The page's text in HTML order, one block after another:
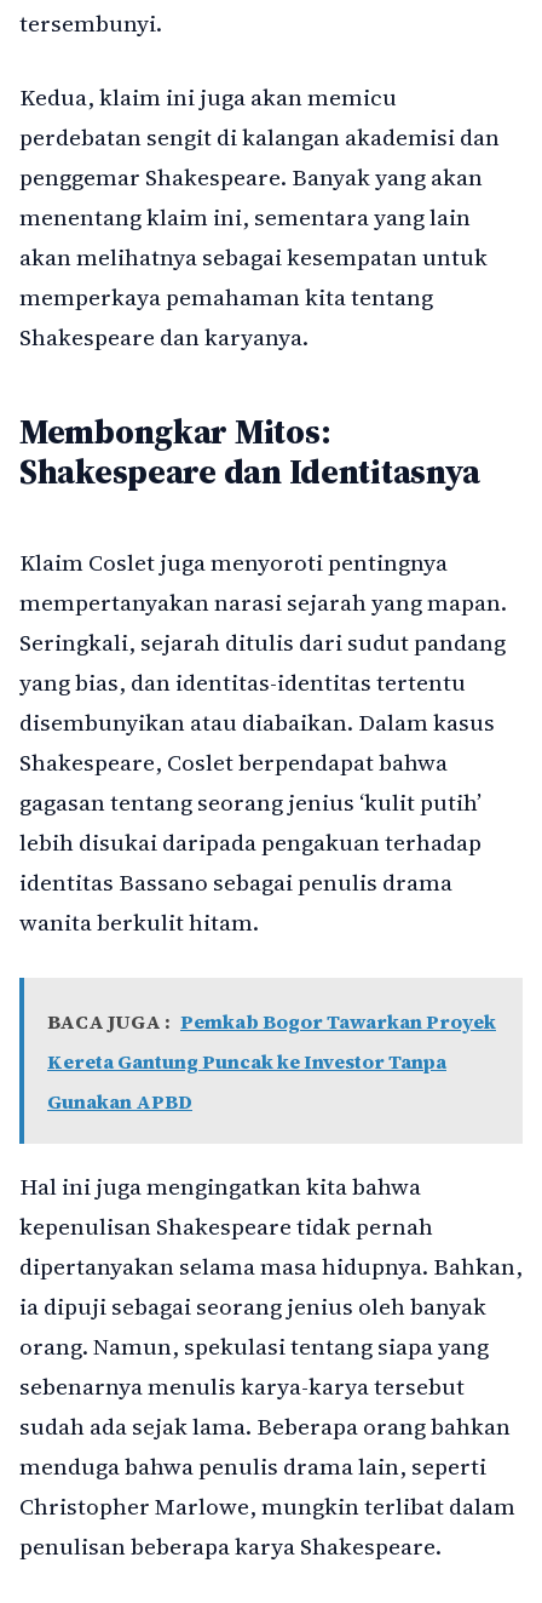
tersembunyi.
Kedua, klaim ini juga akan memicu
perdebatan sengit di kalangan akademisi dan
penggemar Shakespeare. Banyak yang akan
menentang klaim ini, sementara yang lain
akan melihatnya sebagai kesempatan untuk
memperkaya pemahaman kita tentang
Shakespeare dan karyanya.
Membongkar Mitos:
Shakespeare dan Identitasnya
Klaim Coslet juga menyoroti pentingnya
mempertanyakan narasi sejarah yang mapan.
Seringkali, sejarah ditulis dari sudut pandang
yang bias, dan identitas-identitas tertentu
disembunyikan atau diabaikan. Dalam kasus
Shakespeare, Coslet berpendapat bahwa
gagasan tentang seorang jenius ‘kulit putih’
lebih disukai daripada pengakuan terhadap
identitas Bassano sebagai penulis drama
wanita berkulit hitam.
BACA JUGA : Pemkab Bogor Tawarkan Proyek
Kereta Gantung Puncak ke Investor Tanpa
Gunakan APBD
Hal ini juga mengingatkan kita bahwa
kepenulisan Shakespeare tidak pernah
dipertanyakan selama masa hidupnya. Bahkan,
ia dipuji sebagai seorang jenius oleh banyak
orang. Namun, spekulasi tentang siapa yang
sebenarnya menulis karya-karya tersebut
sudah ada sejak lama. Beberapa orang bahkan
menduga bahwa penulis drama lain, seperti
Christopher Marlowe, mungkin terlibat dalam
penulisan beberapa karya Shakespeare.